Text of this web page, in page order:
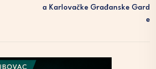
A Karlovačke Građanske Gard
E